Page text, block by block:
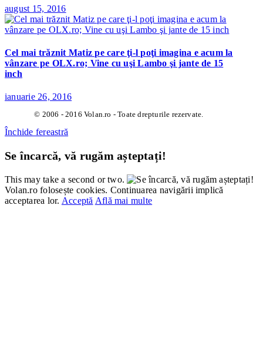
august 15, 2016
Cel mai trăznit Matiz pe care ţi-l poţi imagina e acum la
vânzare pe OLX.ro; Vine cu uşi Lambo şi jante de 15
inch
ianuarie 26, 2016
© 2006 - 2016 Volan.ro - Toate drepturile rezervate.
Închide fereastră
Se încarcă, vă rugăm așteptați!
This may take a second or two.
Volan.ro folosește cookies. Continuarea navigării implică
acceptarea lor. Acceptă Află mai multe